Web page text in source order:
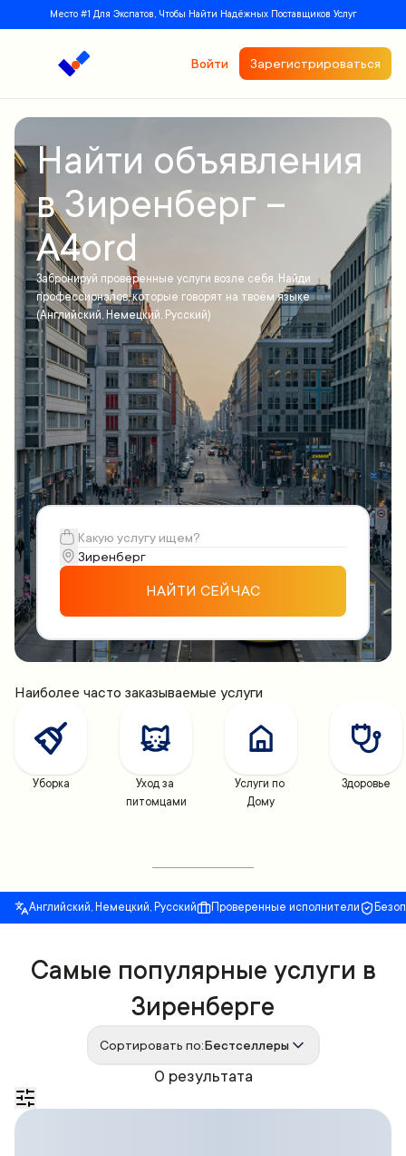
Место #1 Для Экспатов, Чтобы Найти Надёжных Поставщиков Услуг
Войти Зарегистрироваться
Найти объявления
в Зиренберг –
A4ord
Забронируй проверенные услуги возле себя. Найди
профессионалов, которые говорят на твоём языке
(Английский, Немецкий, Русский)
НАЙТИ СЕЙЧАС
Наиболее часто заказываемые услуги
Уборка
Уход за
питомцами
Услуги по
Дому
Здоровье
Английский, Немецкий, Русский Проверенные исполнители
0 результата
Самые популярные услуги в
Зиренберге
Сортировать по:Бестселлеры